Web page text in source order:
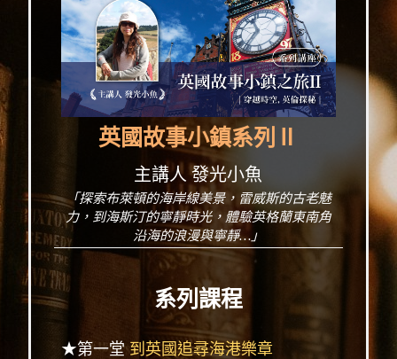
英國故事小鎮系列Ⅱ
主講人 發光小魚
「探索布萊頓的海岸線美景，雷威斯的古老魅
力，到海斯汀的寧靜時光，體驗英格蘭東南角
沿海的浪漫與寧靜…」
系列課程
★第一堂到英國追尋海港樂章